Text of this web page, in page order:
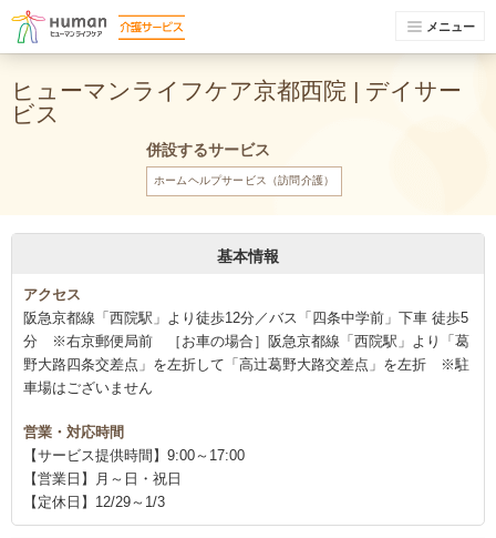
メニュー
ヒューマンライフケア京都西院 | デイサー
ビス
併設するサービス
ホームヘルプサービス（訪問介護）
基本情報
アクセス
阪急京都線「西院駅」より徒歩12分／バス「四条中学前」下車 徒歩5
分 ※右京郵便局前 ［お車の場合］阪急京都線「西院駅」より「葛
野大路四条交差点」を左折して「高辻葛野大路交差点」を左折 ※駐
車場はございません
営業・対応時間
【サービス提供時間】9:00～17:00
【営業日】月～日・祝日
【定休日】12/29～1/3